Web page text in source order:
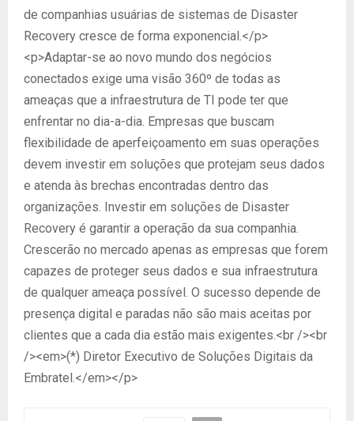
de companhias usuárias de sistemas de Disaster
Recovery cresce de forma exponencial.</p>
<p>Adaptar-se ao novo mundo dos negócios
conectados exige uma visão 360º de todas as
ameaças que a infraestrutura de TI pode ter que
enfrentar no dia-a-dia. Empresas que buscam
flexibilidade de aperfeiçoamento em suas operações
devem investir em soluções que protejam seus dados
e atenda às brechas encontradas dentro das
organizações. Investir em soluções de Disaster
Recovery é garantir a operação da sua companhia.
Crescerão no mercado apenas as empresas que forem
capazes de proteger seus dados e sua infraestrutura
de qualquer ameaça possível. O sucesso depende de
presença digital e paradas não são mais aceitas por
clientes que a cada dia estão mais exigentes.<br /><br
/><em>(*) Diretor Executivo de Soluções Digitais da
Embratel.</em></p>